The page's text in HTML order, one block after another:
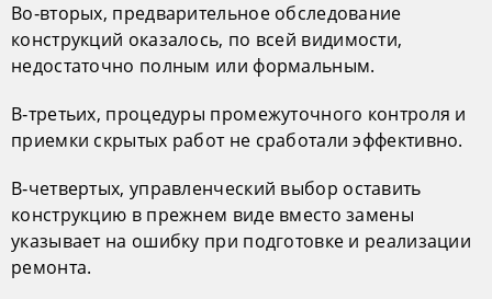
Во‑вторых, предварительное обследование
конструкций оказалось, по всей видимости,
недостаточно полным или формальным.
В‑третьих, процедуры промежуточного контроля и
приемки скрытых работ не сработали эффективно.
В‑четвертых, управленческий выбор оставить
конструкцию в прежнем виде вместо замены
указывает на ошибку при подготовке и реализации
ремонта.